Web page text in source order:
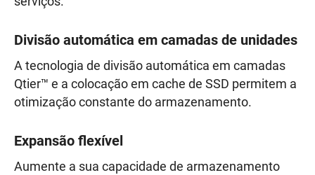
Divisão automática em camadas de unidades
A tecnologia de divisão automática em camadas
Qtier™ e a colocação em cache de SSD permitem a
otimização constante do armazenamento.
Expansão flexível
Aumente a sua capacidade de armazenamento